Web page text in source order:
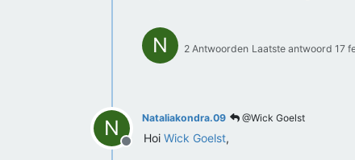
N 2 Antwoorden Laatste antwoord 17
N
Offline
Nataliakondra.09 @Wick Goelst
Hoi Wick Goelst,